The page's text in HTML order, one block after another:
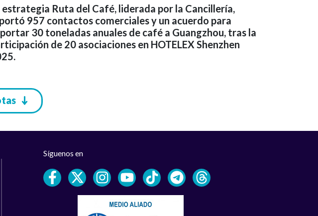
estrategia Ruta del Café, liderada por la Cancillería,
957 contactos comerciales y un acuerdo para
30 toneladas anuales de café a Guangzhou, tras la
de 20 asociaciones en HOTELEX Shenzhen
Síguenos en